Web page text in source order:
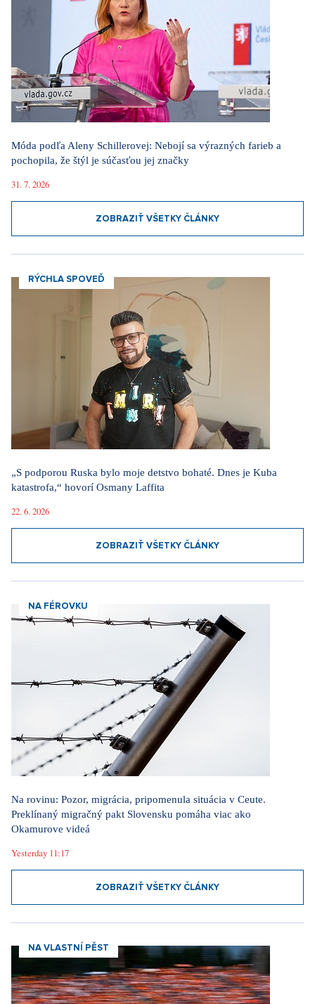
Móda podľa Aleny Schillerovej: Nebojí sa výrazných farieb a
pochopila, že štýl je súčasťou jej značky
31. 7. 2026
ZOBRAZIŤ VŠETKY ČLÁNKY
RÝCHLA SPOVEĎ
„S podporou Ruska bylo moje detstvo bohaté. Dnes je Kuba
katastrofa,“ hovorí Osmany Laffita
22. 6. 2026
ZOBRAZIŤ VŠETKY ČLÁNKY
NA FÉROVKU
Na rovinu: Pozor, migrácia, pripomenula situácia v Ceute.
Preklínaný migračný pakt Slovensku pomáha viac ako
Okamurove videá
Yesterday 11:17
ZOBRAZIŤ VŠETKY ČLÁNKY
NA VLASTNÍ PĚST